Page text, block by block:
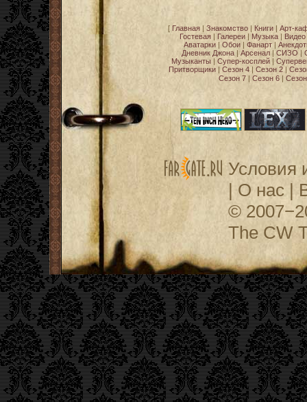
[ Главная| Знакомство| Книги| Арт-
Гостевая | Галереи | Музыка | Видео
Аватарки | Обои | Фанарт |
Дневник Джона| Арсенал| СИЗО |
Музыканты | Супер-косплей |
Притворщики | Сезон 4 | Сезон 2 |
Сезон 7| Сезон 6|
Условия
| О нас |
©
The CW